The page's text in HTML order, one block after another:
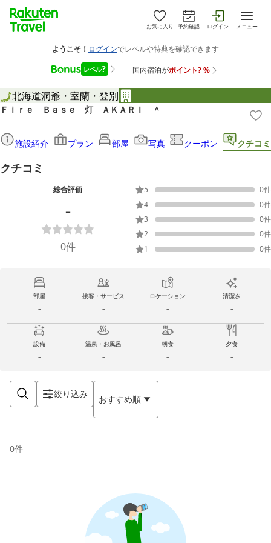
お気に入り 予約確認 ログイン メニュー
北海道洞爺・室蘭・登別
Ｆｉｒｅ Ｂａｓｅ 灯 ＡＫＡＲＩ ＾
施設紹介 プラン 部屋 写真 クーポン クチコミ
クチコミ
総合評価
-
0件
5 0件
4
0件
3
0件
2
0件
1
0件
部屋
-
接客・サービス
-
ロケーション
-
清潔さ
-
設備
-
温泉・お風呂
-
朝食
-
夕食
-
絞り込み おすすめ順
0件